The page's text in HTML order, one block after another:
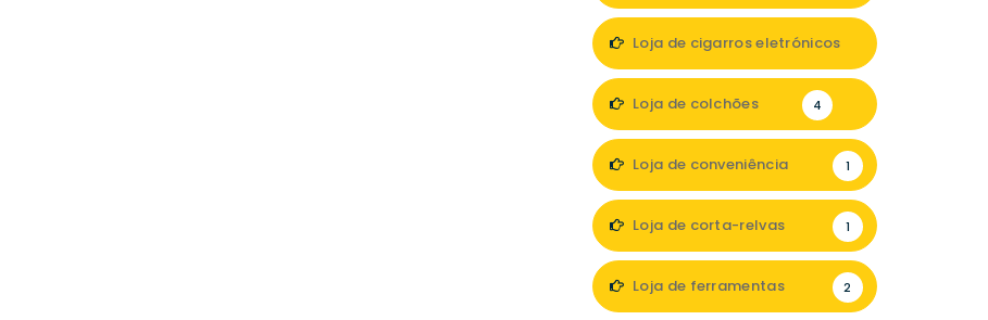
Loja de cigarros eletrónicos
Loja de colchões 4
Loja de conveniência 1
Loja de corta-relvas 1
Loja de ferramentas 2